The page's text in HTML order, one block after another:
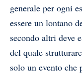
generale per ogni
essere un lontano
secondo altri deve
del quale
solo un evento che